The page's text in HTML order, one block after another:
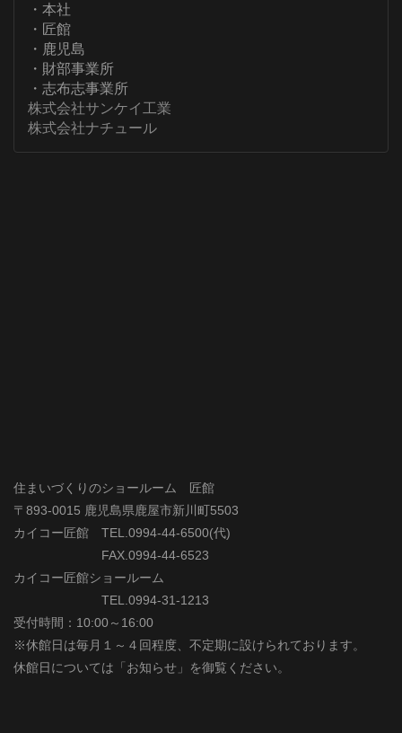
・本社
・匠館
・鹿児島
・財部事業所
・志布志事業所
株式会社サンケイ工業
株式会社ナチュール
住まいづくりのショールーム 匠館
〒893-0015 鹿児島県鹿屋市新川町5503
カイコー匠館 TEL.0994-44-6500(代)
FAX.0994-44-6523
カイコー匠館ショールーム
TEL.0994-31-1213
受付時間：10:00～16:00
※休館日は毎月１～４回程度、不定期に設けられております。
休館日については「お知らせ」を御覧ください。